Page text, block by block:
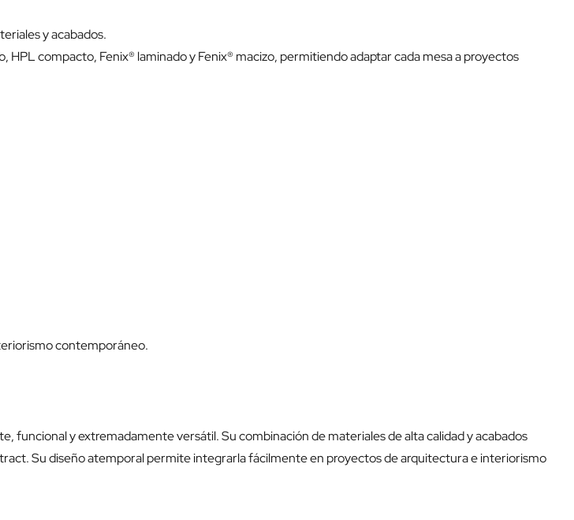
y acabados.
compacto, Fenix® laminado y Fenix® macizo, permitiendo adaptar cada mesa a proyectos
contemporáneo.
funcional y extremadamente versátil. Su combinación de materiales de alta calidad y acabados
Su diseño atemporal permite integrarla fácilmente en proyectos de arquitectura e interiorismo